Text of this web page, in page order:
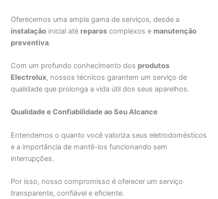
Oferecemos uma ampla gama de serviços, desde a
instalação inicial até reparos complexos e manutenção
preventiva.
Com um profundo conhecimento dos produtos
Electrolux, nossos técnicos garantem um serviço de
qualidade que prolonga a vida útil dos seus aparelhos.
Qualidade e Confiabilidade ao Seu Alcance
Entendemos o quanto você valoriza seus eletrodomésticos
e a importância de mantê-los funcionando sem
interrupções.
Por isso, nosso compromisso é oferecer um serviço
transparente, confiável e eficiente.